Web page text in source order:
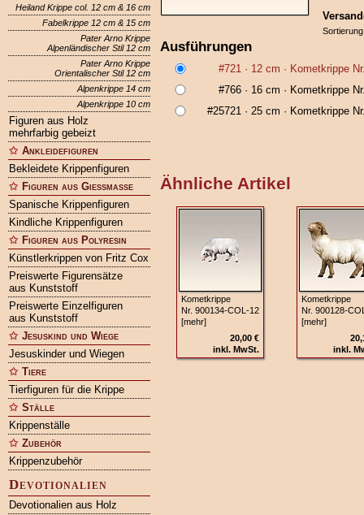
Heiland Krippe col. 12 cm & 16 cm
Fabelkrippe 12 cm & 15 cm
Pater Arno Krippe
Alpenländischer Stil 12 cm
Pater Arno Krippe
Orientalischer Stil 12 cm
Alpenkrippe 14 cm
Alpenkrippe 10 cm
Figuren aus Holz
mehrfarbig gebeizt
Ankleidefiguren
Bekleidete Krippenfiguren
Figuren aus Gießmasse
Spanische Krippenfiguren
Kindliche Krippenfiguren
Figuren aus Polyresin
Künstlerkrippen von Fritz Cox
Preiswerte Figurensätze
aus Kunststoff
Preiswerte Einzelfiguren
aus Kunststoff
Jesuskind und Wiege
Jesuskinder und Wiegen
Tiere
Tierfiguren für die Krippe
Ställe
Krippenställe
Zubehör
Krippenzubehör
Devotionalien
Devotionalien aus Holz
Ausführungen
#721 · 12 cm · Kometkrippe
#766 · 16 cm · Kometkrippe
#25721 · 25 cm · Kometkrippe
Ähnliche Artikel
Kometkrippe
Nr. 900134‑COL‑12
[mehr]
20,00 €
inkl. MwSt.
Kometkrippe
Nr.
[mehr]
inkl.